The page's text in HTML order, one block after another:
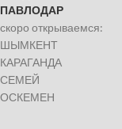
ПАВЛОДАР
скоро открываемся:
ШЫМКЕНТ
КАРАГАНДА
СЕМЕЙ
ОСКЕМЕН